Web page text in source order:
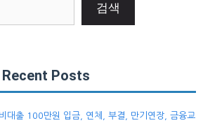
검색
Recent Posts
대출 100만원 입금, 연체, 부결, 만기연장, 금융교